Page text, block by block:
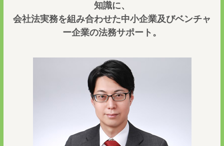
知識に、
会社法実務を組み合わせた中小企業及びベンチャ
ー企業の法務サポート。